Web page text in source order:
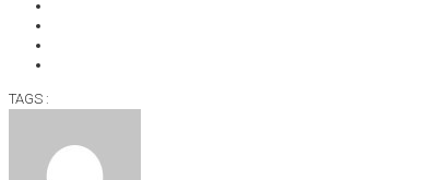
TAGS :